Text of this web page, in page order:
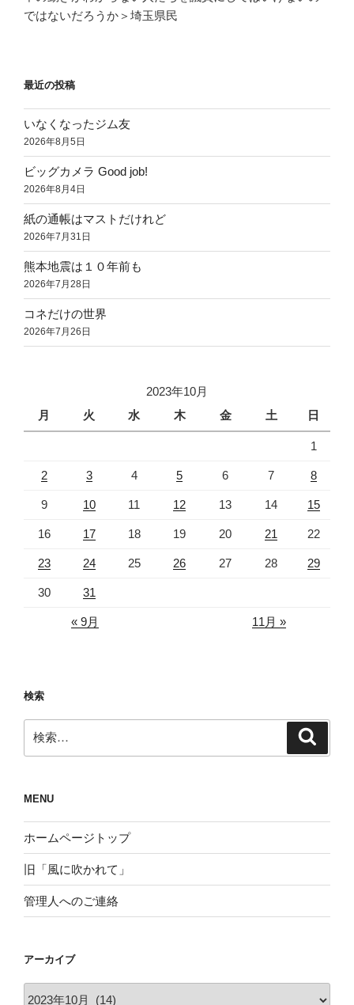
ではないだろうか＞埼玉県民
最近の投稿
いなくなったジム友
2026年8月5日
ビッグカメラ Good job!
2026年8月4日
紙の通帳はマストだけれど
2026年7月31日
熊本地震は１０年前も
2026年7月28日
コネだけの世界
2026年7月26日
2023年10月
月
火 水 木 金 土 日
1
2 3 4 5 6 7 8
9 10 11 12 13 14 15
16 17 18 19 20 21 22
23 24 25 26 27 28 29
30 31
« 9月 11月 »
検索
索:
MENU
ホームページトップ
旧「風に吹かれて」
管理人へのご連絡
アーカイブ